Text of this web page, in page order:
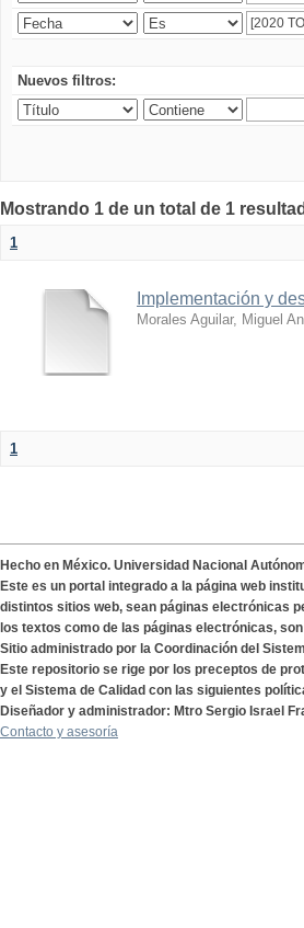
Nuevos filtros:
Mostrando 1 de un total de 1
1
Implementación y
Morales Aguilar, Miguel
1
Hecho en México. Universidad Nacional
Este es un portal integrado a la página web
distintos sitios web, sean páginas electrónicas
los textos como de las páginas electrónicas,
Sitio administrado por la Coordinación del
Este repositorio se rige por los preceptos de
y el Sistema de Calidad con las siguientes
Diseñador y administrador: Mtro Sergio Israel
Contacto y asesoría